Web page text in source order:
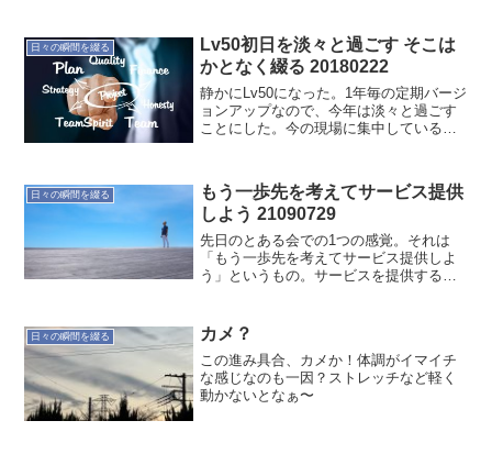
題は抱えているわけなので、そちらも対
処しながら進むことになる。...
日々の瞬間を綴る
Lv50初日を淡々と過ごす そこは
かとなく綴る 20180222
静かにLv50になった。1年毎の定期バージ
ョンアップなので、今年は淡々と過ごす
ことにした。今の現場に集中しているの
より良くなる方向への力になれたら嬉し
い。週末に祝うとし...
日々の瞬間を綴る
もう一歩先を考えてサービス提供
しよう 21090729
先日のとある会での1つの感覚。それは
「もう一歩先を考えてサービス提供しよ
う」というもの。サービスを提供するの
ーズが顧客のウォンツになっていれば、
自然とサービスとして成り...
日々の瞬間を綴る カメ？
この進み具合、カメか！体調がイマイチ
な感じなのも一因？ストレッチなど軽く
動かないとなぁ〜